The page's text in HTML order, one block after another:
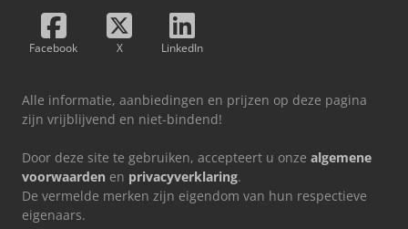
Facebook X LinkedIn
Alle informatie, aanbiedingen en prijzen op deze pagina
zijn vrijblijvend en niet-bindend!
Door deze site te gebruiken, accepteert u onze algemene
voorwaarden en privacyverklaring.
De vermelde merken zijn eigendom van hun respectieve
eigenaars.